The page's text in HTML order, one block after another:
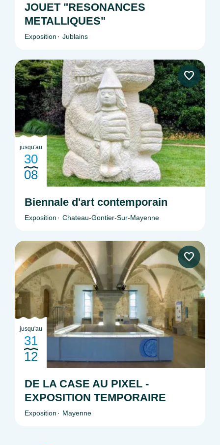
JOUET "RESONANCES
METALLIQUES"
Exposition Jublains
jusqu'au
30
08
Biennale d'art contemporain
Exposition Chateau-Gontier-Sur-Mayenne
jusqu'au
31
12
DE LA CASE AU PIXEL -
EXPOSITION TEMPORAIRE
Exposition Mayenne